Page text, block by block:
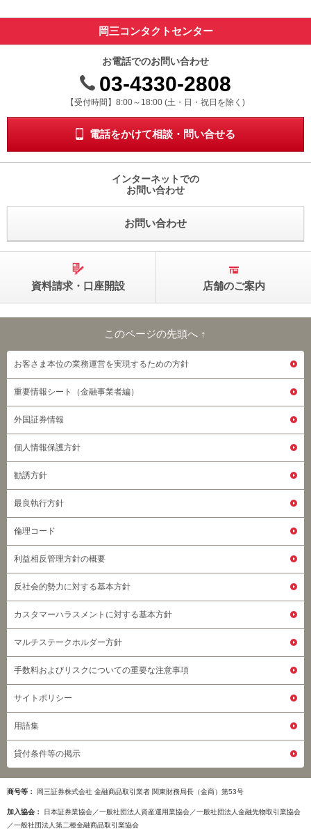
岡三コンタクトセンター
お電話でのお問い合わせ
03-4330-2808
受付時間 8時から18時 ドニチシュクジツを除く
【受付時間】8:00～18:00 (土・日・祝日を除く)
電話をかけて相談・問い合せる
インターネットでの
お問い合わせ
お問い合わせ
資料請求・口座開設 店舗のご案内
このページの先頭へ
このページの先頭へ ↑
お客さま本位の業務運営を実現するための方針
重要情報シート（金融事業者編）
外国証券情報
個人情報保護方針
勧誘方針
最良執行方針
倫理コード
利益相反管理方針の概要
反社会的勢力に対する基本方針
カスタマーハラスメントに対する基本方針
マルチステークホルダー方針
手数料およびリスクについての重要な注意事項
サイトポリシー
用語集
貸付条件等の掲示
商号等 岡三証券株式会社 金融商品取引業者 関東財務局長（金商）第53号
加入協会
日本証券業協会／一般社団法人資産運用業協会／一般社団法人金融先物取引業協会
／一般社団法人第二種金融商品取引業協会